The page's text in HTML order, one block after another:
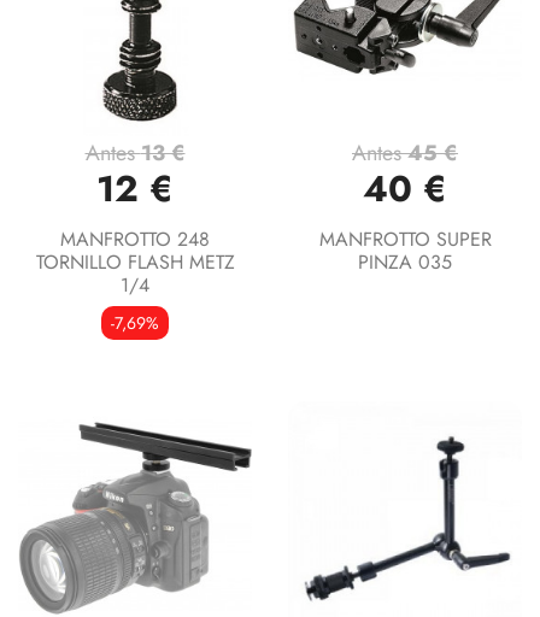
Antes13 €
12 €
MANFROTTO 248
TORNILLO FLASH METZ
1/4
-7,69%
Antes45 €
40 €
MANFROTTO SUPER
PINZA 035